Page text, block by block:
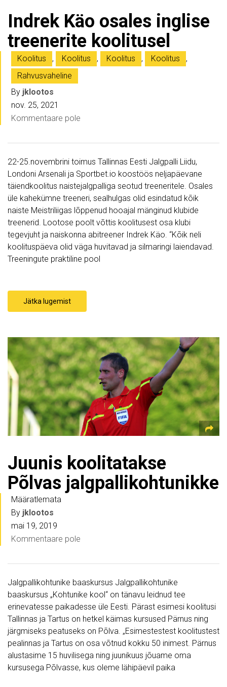
Indrek Käo osales inglise
treenerite koolitusel
Koolitus , Koolitus , Koolitus , Koolitus
,
Rahvusvaheline
By jklootos
nov. 25, 2021
Kommentaare pole
22-25.novembrini toimus Tallinnas Eesti Jalgpalli Liidu,
Londoni Arsenali ja Sportbet.io koostöös neljapäevane
täiendkoolitus naistejalgpalliga seotud treeneritele. Osales
üle kahekümne treeneri, sealhulgas olid esindatud kõik
naiste Meistriliigas lõppenud hooajal mänginud klubide
treenerid. Lootose poolt võttis koolitusest osa klubi
tegevjuht ja naiskonna abitreener Indrek Käo. “Kõik neli
koolituspäeva olid väga huvitavad ja silmaringi laiendavad.
Treeningute praktiline pool
Jätka lugemist
Juunis koolitatakse
Põlvas jalgpallikohtunikke
Määratlemata
By jklootos
mai 19, 2019
Kommentaare pole
Jalgpallikohtunike baaskursus Jalgpallikohtunike
baaskursus „Kohtunike kool“ on tänavu leidnud tee
erinevatesse paikadesse üle Eesti. Pärast esimesi koolitusi
Tallinnas ja Tartus on hetkel käimas kursused Pärnus ning
järgmiseks peatuseks on Põlva. „Esimestestest koolitustest
pealinnas ja Tartus on osa võtnud kokku 50 inimest. Pärnus
alustasime 15 huvilisega ning juunikuus jõuame oma
kursusega Põlvasse, kus oleme lähipäevil paika